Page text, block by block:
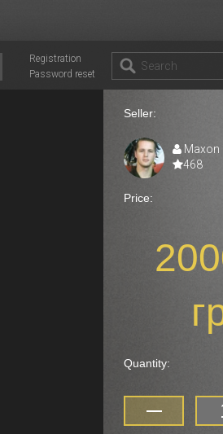
Registration
Password reset
Seller:
Maxon
468
Price:
Quantity: